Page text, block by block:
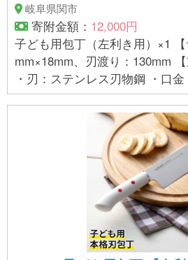
岐阜県関市
寄附金額： 12,000円
子ども用包丁（左利き用）×1 【サイズ】230mm×40
mm×18mm、刃渡り：130mm
・刃：ステンレス刃物鋼 ・口
ルに真鍮メッキ ・ハンドル：